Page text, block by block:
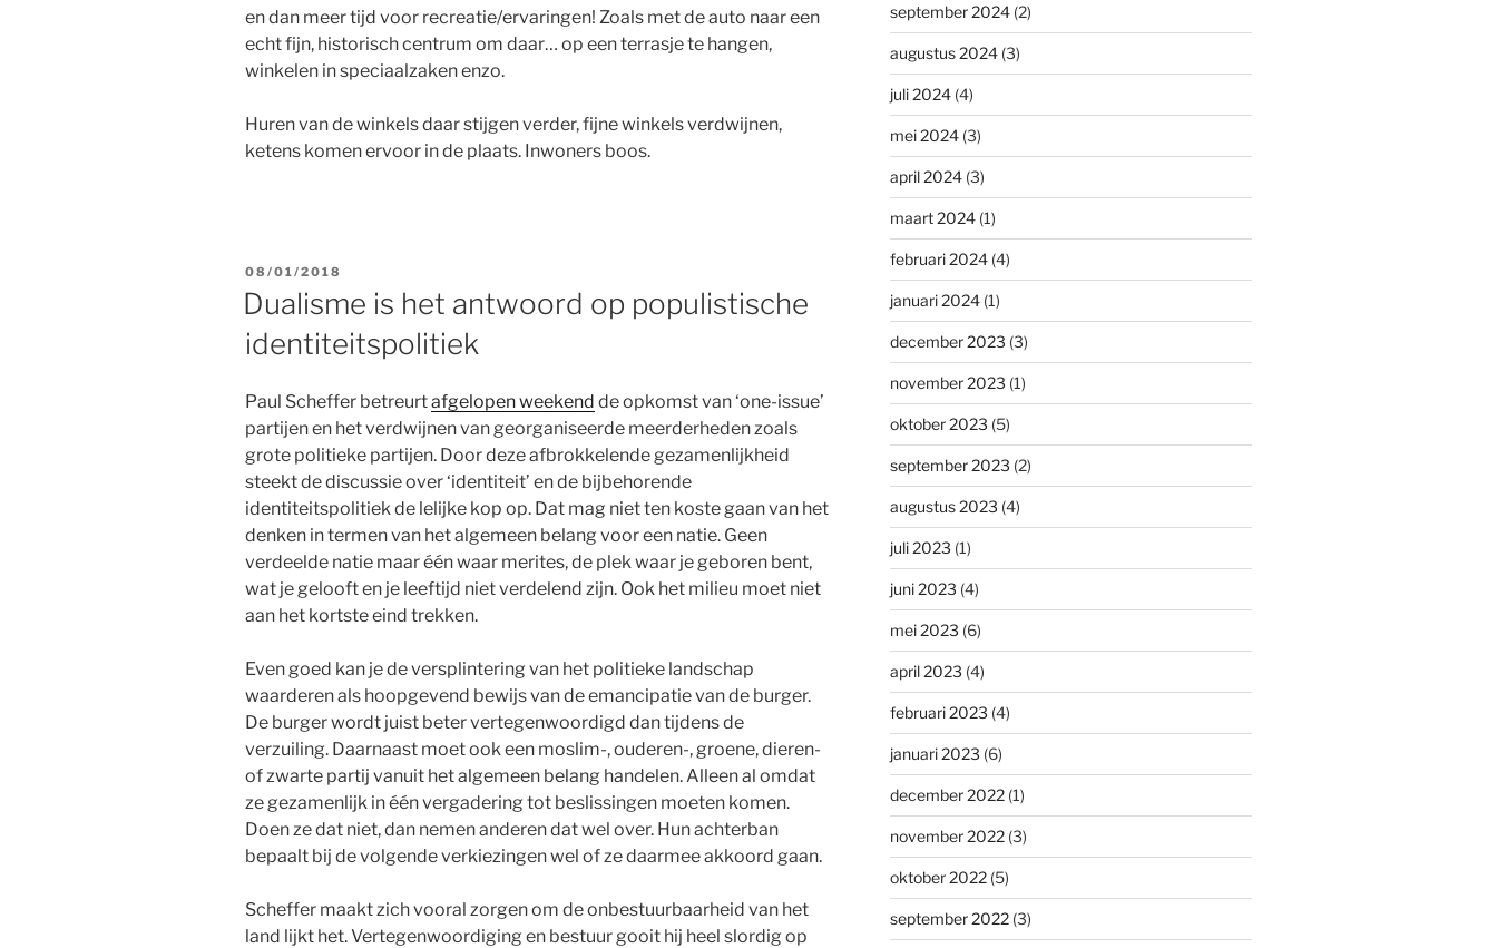
en dan meer tijd voor recreatie/ervaringen! Zoals met de auto naar een
echt fijn, historisch centrum om daar… op een terrasje te hangen,
winkelen in speciaalzaken enzo.
Huren van de winkels daar stijgen verder, fijne winkels verdwijnen,
ketens komen ervoor in de plaats. Inwoners boos.
GEPLAATST
08/01/2018
Dualisme is het antwoord op populistische
identiteitspolitiek
Paul Scheffer betreurtafgelopen weekend de opkomst van ‘one-issue’
partijen en het verdwijnen van georganiseerde meerderheden zoals
grote politieke partijen. Door deze afbrokkelende gezamenlijkheid
steekt de discussie over ‘identiteit’ en de bijbehorende
identiteitspolitiek de lelijke kop op. Dat mag niet ten koste gaan van het
denken in termen van het algemeen belang voor een natie. Geen
verdeelde natie maar één waar merites, de plek waar je geboren bent,
wat je gelooft en je leeftijd niet verdelend zijn. Ook het milieu moet niet
aan het kortste eind trekken.
Even goed kan je de versplintering van het politieke landschap
waarderen als hoopgevend bewijs van de emancipatie van de burger.
De burger wordt juist beter vertegenwoordigd dan tijdens de
verzuiling. Daarnaast moet ook een moslim-, ouderen-, groene, dieren-
of zwarte partij vanuit het algemeen belang handelen. Alleen al omdat
ze gezamenlijk in één vergadering tot beslissingen moeten komen.
Doen ze dat niet, dan nemen anderen dat wel over. Hun achterban
bepaalt bij de volgende verkiezingen wel of ze daarmee akkoord gaan.
Scheffer maakt zich vooral zorgen om de onbestuurbaarheid van het
land lijkt het. Vertegenwoordiging en bestuur gooit hij heel slordig op
september 2024(2)
augustus 2024(3)
juli 2024(4)
mei 2024(3)
april 2024(3)
maart 2024(1)
februari 2024(4)
januari 2024(1)
december 2023 (3)
november 2023 (1)
oktober 2023 (5)
september 2023 (2)
augustus 2023 (4)
juli 2023 (1)
juni 2023 (4)
mei 2023 (6)
april 2023 (4)
februari 2023 (4)
januari 2023 (6)
december 2022(1)
november 2022(3)
oktober 2022(5)
september 2022(3)